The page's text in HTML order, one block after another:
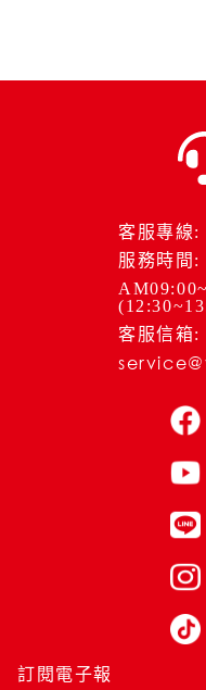
客服專線:
服務時間:
客服信箱:
訂閱電子報